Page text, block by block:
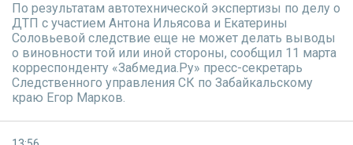
По результатам автотехнической экспертизы по делу о
ДТП с участием Антона Ильясова и Екатерины
Соловьевой следствие еще не может делать выводы
о виновности той или иной стороны, сообщил 11 марта
корреспонденту «Забмедиа.Ру» пресс-секретарь
Следственного управления СК по Забайкальскому
краю Егор Марков.